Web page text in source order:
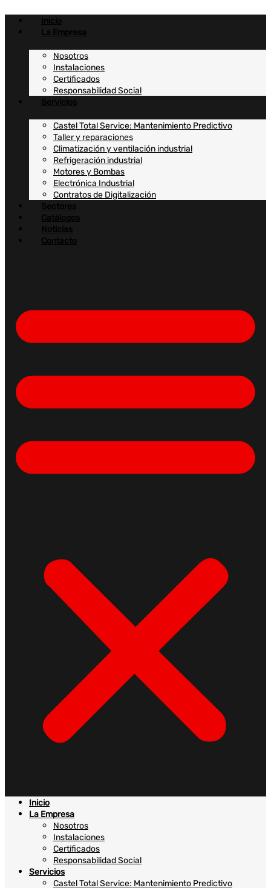
contenido
Inicio
La Empresa
Nosotros
Instalaciones
Certificados
Responsabilidad Social
Servicios
Castel Total Service: Mantenimiento Predictivo
Taller y reparaciones
Climatización y ventilación industrial
Refrigeración industrial
Motores y Bombas
Electrónica Industrial
Contratos de Digitalización
Sectores
Catálogos
Noticias
Contacto
Inicio
La Empresa
Nosotros
Instalaciones
Certificados
Responsabilidad Social
Servicios
Castel Total Service: Mantenimiento Predictivo